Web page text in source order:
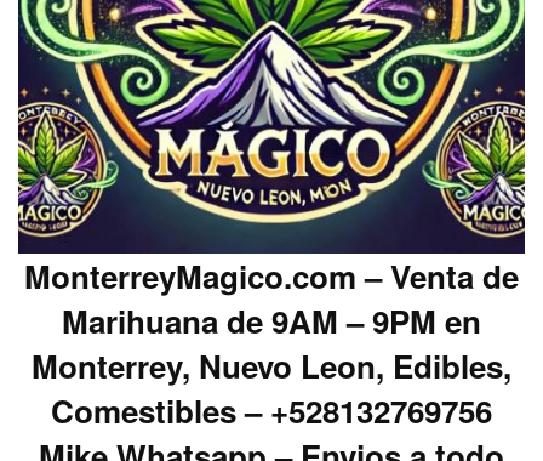
MonterreyMagico.com – Venta de
Marihuana de 9AM – 9PM en
Monterrey, Nuevo Leon, Edibles,
Comestibles – +528132769756